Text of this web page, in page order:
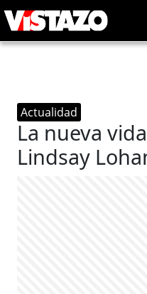
Actualidad
La nueva
Lindsay